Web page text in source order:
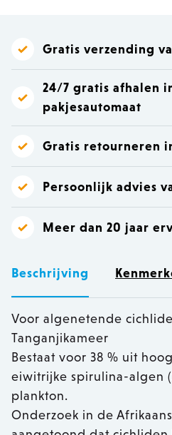
Gratis verzending
24/7 gratis afhalen
pakjesautomaat
Gratis retourneren
Persoonlijk advies
Meer dan 20 jaar
Beschrijving
Voor algenetende
Tanganjikameer
Bestaat voor 38 % uit
eiwitrijke spirulina-algen
plankton.
Onderzoek in de